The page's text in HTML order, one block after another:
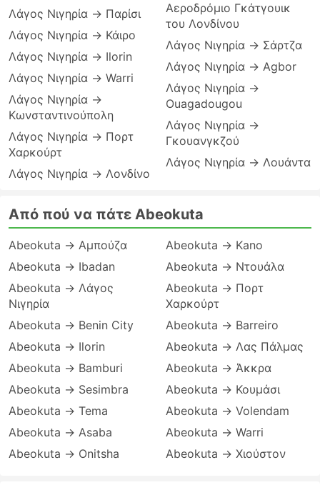
Λάγος Νιγηρία → Παρίσι
Λάγος Νιγηρία → Κάιρο
Λάγος Νιγηρία → Ilorin
Λάγος Νιγηρία → Warri
Λάγος Νιγηρία →
Κωνσταντινούπολη
Λάγος Νιγηρία → Πορτ
Χαρκούρτ
Λάγος Νιγηρία → Λονδίνο
Αεροδρόμιο Γκάτγουικ
του Λονδίνου
Λάγος Νιγηρία → Σάρτζα
Λάγος Νιγηρία → Agbor
Λάγος Νιγηρία →
Ouagadougou
Λάγος Νιγηρία →
Γκουανγκζού
Λάγος Νιγηρία → Λουάντα
Από πού να πάτε Abeokuta
Abeokuta → Αμπούζα
Abeokuta → Ibadan
Abeokuta → Λάγος
Νιγηρία
Abeokuta → Benin City
Abeokuta → Ilorin
Abeokuta → Bamburi
Abeokuta → Sesimbra
Abeokuta → Tema
Abeokuta → Asaba
Abeokuta → Onitsha
Abeokuta → Kano
Abeokuta → Ντουάλα
Abeokuta → Πορτ
Χαρκούρτ
Abeokuta → Barreiro
Abeokuta → Λας Πάλμας
Abeokuta → Άκκρα
Abeokuta → Κουμάσι
Abeokuta → Volendam
Abeokuta → Warri
Abeokuta → Χιούστον